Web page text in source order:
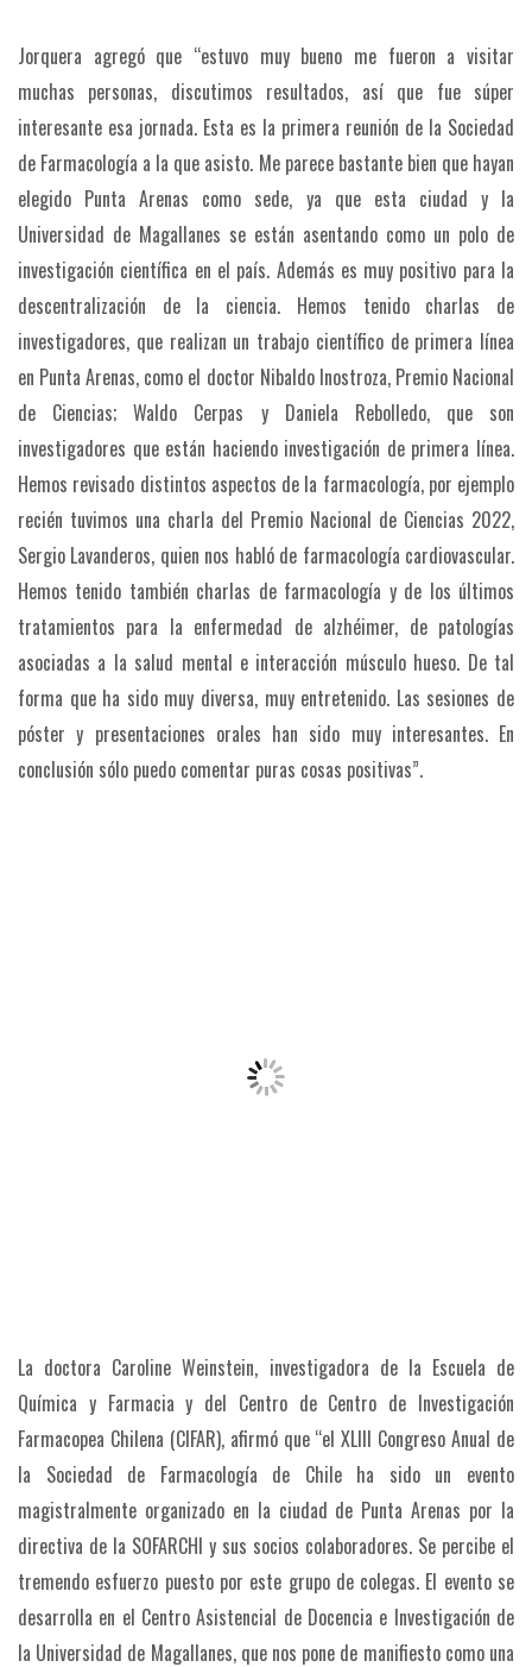
Jorquera agregó que “estuvo muy bueno me fueron a visitar
muchas personas, discutimos resultados, así que fue súper
interesante esa jornada. Esta es la primera reunión de la Sociedad
de Farmacología a la que asisto. Me parece bastante bien que hayan
elegido Punta Arenas como sede, ya que esta ciudad y la
Universidad de Magallanes se están asentando como un polo de
investigación científica en el país. Además es muy positivo para la
descentralización de la ciencia. Hemos tenido charlas de
investigadores, que realizan un trabajo científico de primera línea
en Punta Arenas, como el doctor Nibaldo Inostroza, Premio Nacional
de Ciencias; Waldo Cerpas y Daniela Rebolledo, que son
investigadores que están haciendo investigación de primera línea.
Hemos revisado distintos aspectos de la farmacología, por ejemplo
recién tuvimos una charla del Premio Nacional de Ciencias 2022,
Sergio Lavanderos, quien nos habló de farmacología cardiovascular.
Hemos tenido también charlas de farmacología y de los últimos
tratamientos para la enfermedad de alzhéimer, de patologías
asociadas a la salud mental e interacción músculo hueso. De tal
forma que ha sido muy diversa, muy entretenido. Las sesiones de
póster y presentaciones orales han sido muy interesantes. En
conclusión sólo puedo comentar puras cosas positivas”.
La doctora Caroline Weinstein, investigadora de la Escuela de
Química y Farmacia y del Centro de Centro de Investigación
Farmacopea Chilena (CIFAR), afirmó que “el XLIII Congreso Anual de
la Sociedad de Farmacología de Chile ha sido un evento
magistralmente organizado en la ciudad de Punta Arenas por la
directiva de la SOFARCHI y sus socios colaboradores. Se percibe el
tremendo esfuerzo puesto por este grupo de colegas. El evento se
desarrolla en el Centro Asistencial de Docencia e Investigación de
la Universidad de Magallanes, que nos pone de manifiesto como una